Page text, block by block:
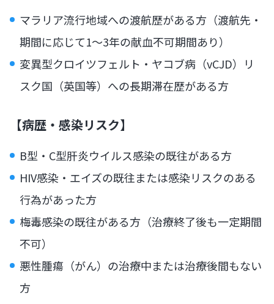
マラリア流行地域への渡航歴がある方（渡航先・
期間に応じて1〜3年の献血不可期間あり）
変異型クロイツフェルト・ヤコブ病（vCJD）リ
スク国（英国等）への長期滞在歴がある方
【病歴・感染リスク】
B型・C型肝炎ウイルス感染の既往がある方
HIV感染・エイズの既往または感染リスクのある
行為があった方
梅毒感染の既往がある方（治療終了後も一定期間
不可）
悪性腫瘍（がん）の治療中または治療後間もない
方